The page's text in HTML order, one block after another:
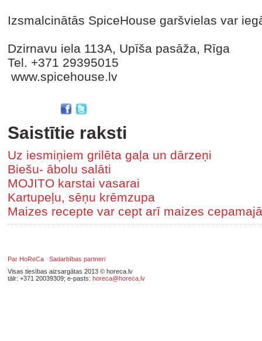
Izsmalcinātās SpiceHouse garšvielas var
Dzirnavu iela 113A, Upīša pasāža, Rīga
Tel. +371 29395015
www.spicehouse.lv
Saistītie raksti
Uz iesmiņiem grilēta gaļa un dārzeņi
Biešu- ābolu salāti
MOJITO karstai vasarai
Kartupeļu, sēņu krēmzupa
Maizes recepte var cept arī maizes
Par HoReCa
Sadarbības partneri
Visas tiesības aizsargātas 2013 © horeca.lv
tālr: +371 20039309; e-pasts: horeca@horeca.lv